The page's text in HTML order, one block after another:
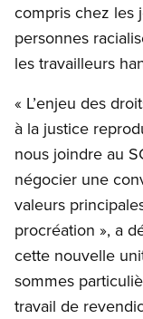
compris chez les
personnes
les travailleurs
« L’enjeu des
à la justice
nous joindre au
négocier une
valeurs
procréation », a
cette nouvelle
sommes
travail de